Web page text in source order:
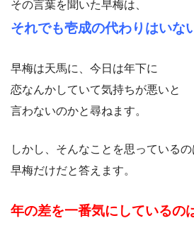
その言葉を聞いた早梅は、
それでも壱成の代わりはいな
早梅は天馬に、今日は年下に
恋なんかしていて気持ちが悪いと
言わないのかと尋ねます。
しかし、そんなことを思っているの
早梅だけだと答えます。
年の差を一番気にしているの